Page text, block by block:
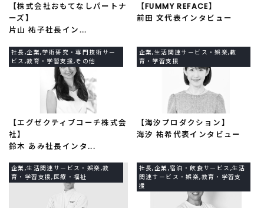
【株式会社おもてなしパートナ
ーズ】
片山 祐子社長イン...
【FUMMY REFACE】
前田 文代表インタビュー
社長,企業,学術研究・専門技術サー
ビス,教育・学習支援,その他
【エグゼクティブコーチ株式会
社】
鈴木 あみ社長インタ...
企業,生活関連サービス・娯楽,教
育・学習支援
【海汐プロダクション】
海汐 祐希代表インタビュー
企業,生活関連サービス・娯楽,教
育・学習支援,医療・福祉
社長,企業,宿泊・飲食サービス,生活
関連サービス・娯楽,教育・学習支
援